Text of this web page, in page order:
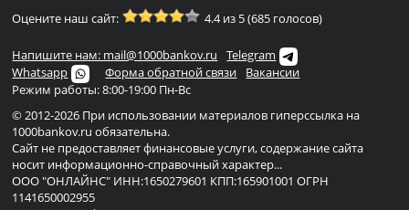
Оцените наш сайт: 4.4 из 5 (685 голосов)
Напишите нам: mail@1000bankov.ru
Telegram
Whatsapp
Форма обратной связи
Вакансии
Режим работы: 8:00-19:00 Пн-Вс
© 2012-2026 При использовании материалов гиперссылка на
1000bankov.ru обязательна.
Сайт не предоставляет финансовые услуги, содержание сайта
носит информационно-справочный характер...
ООО "ОНЛАЙНС" ИНН:1650279601 КПП:165901001 ОГРН
1141650002955